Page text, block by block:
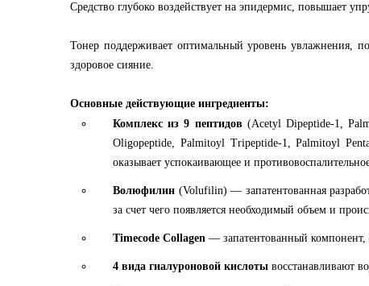
Средство глубоко воздействует на эпидермис, повышает
Тонер поддерживает оптимальный уровень увлажнения,
здоровое сияние.
Основные действующие ингредиенты:
Комплекс из 9 пептидов (Acetyl Dipeptide-1,
Oligopeptide, Palmitoyl Tripeptide-1, Palmitoyl
оказывает успокаивающее и
Волюфилин (Volufilin) — запатентованная
за счет чего появляется необходимый объем и
Timecode Collagen — запатентованный компонент,
4 вида гиалуроновой кислоты восстанавливают